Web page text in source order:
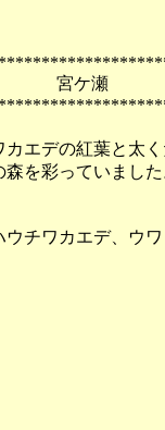
宮ケ瀬
エデの紅葉と太
を彩っていまし
チワカエデ、ウ